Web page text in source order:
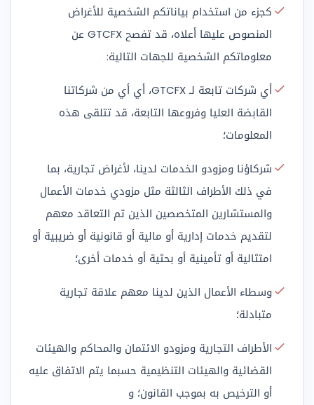
كجزء من استخدام بياناتكم الشخصية للأغراض
المنصوص عليها أعلاه، قد تفصح GTCFX عن
معلوماتكم الشخصية للجهات التالية:
أي شركات تابعة لـ GTCFX، أي أي من شركاتنا
القابضة العليا وفروعها التابعة، قد تتلقى هذه
المعلومات؛
شركاؤنا ومزودو الخدمات لدينا، لأغراض تجارية، بما
في ذلك الأطراف الثالثة مثل مزودي خدمات الأعمال
والمستشارين المتخصصين الذين تم التعاقد معهم
لتقديم خدمات إدارية أو مالية أو قانونية أو ضريبية أو
امتثالية أو تأمينية أو بحثية أو خدمات أخرى؛
وسطاء الأعمال الذين لدينا معهم علاقة تجارية
متبادلة؛
الأطراف التجارية ومزودو الائتمان والمحاكم والهيئات
القضائية والهيئات التنظيمية حسبما يتم الاتفاق عليه
أو الترخيص به بموجب القانون؛ و